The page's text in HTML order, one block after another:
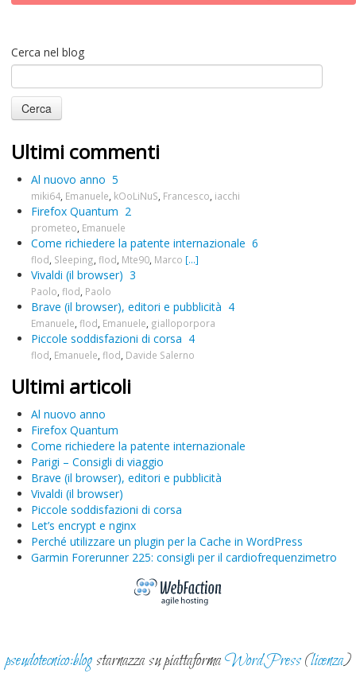
Cerca nel blog
Ultimi commenti
Al nuovo anno 5
miki64 Emanuele kOoLiNuS Francesco iacchi
Firefox Quantum 2
prometeo Emanuele
Come richiedere la patente internazionale 6
flod Sleeping flod Mte90 Marco [...]
Vivaldi (il browser) 3
Paolo flod Paolo
Brave (il browser), editori e pubblicità 4
Emanuele flod Emanuele gialloporpora
Piccole soddisfazioni di corsa 4
flod Emanuele flod Davide Salerno
Ultimi articoli
Al nuovo anno
Firefox Quantum
Come richiedere la patente internazionale
Parigi – Consigli di viaggio
Brave (il browser), editori e pubblicità
Vivaldi (il browser)
Piccole soddisfazioni di corsa
Let’s encrypt e nginx
Perché utilizzare un plugin per la Cache in WordPress
Garmin Forerunner 225: consigli per il cardiofrequenzimetro
pseudotecnico:blogstarnazza su piattaformaWordPress(licenza)